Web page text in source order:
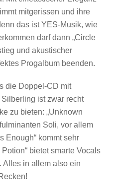
mitgerissen und ihre
das ist YES-Musik, wie
darf dann „Circle
und akustischer
Progalbum beenden.
die Doppel-CD mit
ist zwar recht
zu bieten: „Unknown
Soli, vor allem
Enough“ kommt sehr
bietet smarte Vocals
Alles in allem also ein